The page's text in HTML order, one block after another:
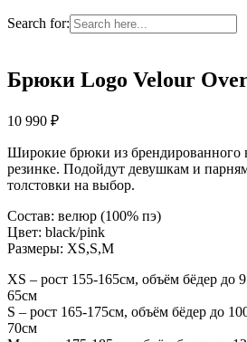
Search for:
Брюки Logo Velour
10 990 ₽
Широкие брюки из брендированного
резинке. Подойдут девушкам и
толстовки на выбор.
Состав: велюр (100% пэ)
Цвет: black/pink
Размеры: XS,S,M
XS – рост 155-165см, объём бёдер до
65см
S – рост 165-175см, объём бёдер до
70см